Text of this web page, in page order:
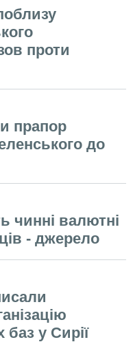
проти
прапор
до
чинні валютні
- джерело
баз у Сирії